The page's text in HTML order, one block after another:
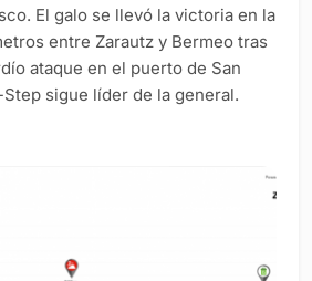
El galo se llevó la victoria en la
entre Zarautz y Bermeo tras
ataque en el puerto de San
sigue líder de la general.